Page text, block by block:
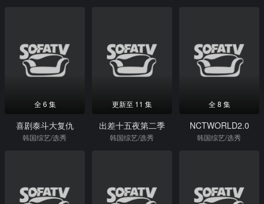
全 6 集
喜剧泰斗大复仇
韩国综艺/选秀
更新至 11 集
出差十五夜第二季
韩国综艺/选秀
全 8 集
NCTWORLD2.0
韩国综艺/选秀